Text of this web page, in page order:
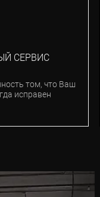
СЕРВИС
том, что Ваш
исправен